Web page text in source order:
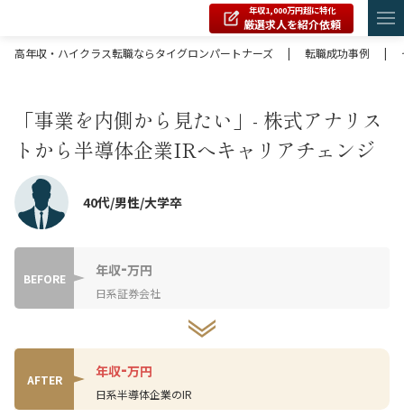
年収1,000万円超に特化
厳選求人を紹介依頼
高年収・ハイクラス転職ならタイグロンパートナーズ
| 転職成功事例 |
「事業を内側から見たい」- 株式アナリス
トから半導体企業IRへキャリアチェンジ
40代/男性/大学卒
BEFORE 年収-万円
日系証券会社
AFTER 年収-万円
日系半導体企業のIR